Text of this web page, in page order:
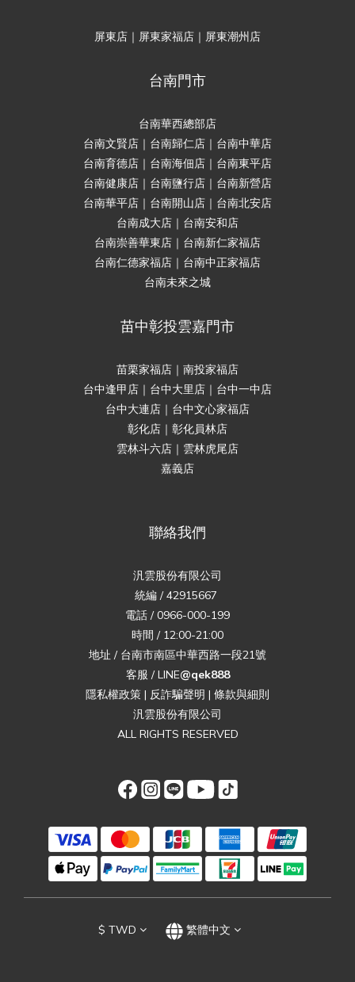
屏東店｜屏東家福店｜屏東潮州店
台南門市
台南華西總部店
台南文賢店｜台南歸仁店｜台南中華店
台南育德店｜台南海佃店｜台南東平店
台南健康店｜台南鹽行店｜台南新營店
台南華平店｜台南開山店｜台南北安店
台南成大店｜台南安和店
台南崇善華東店｜台南新仁家福店
台南仁德家福店｜台南中正家福店
台南未來之城
苗中彰投雲嘉門市
苗栗家福店｜南投家福店
台中逢甲店｜台中大里店｜台中一中店
台中大連店｜台中文心家福店
彰化店｜彰化員林店
雲林斗六店｜雲林虎尾店
嘉義店
聯絡我們
汎雲股份有限公司
統編 / 42915667
電話 / 0966-000-199
時間 / 12:00-21:00
地址 / 台南市南區中華西路一段21號
客服 / LINE@qek888
隱私權政策 | 反詐騙聲明 | 條款與細則
汎雲股份有限公司
ALL RIGHTS RESERVED
$ TWD 繁體中文